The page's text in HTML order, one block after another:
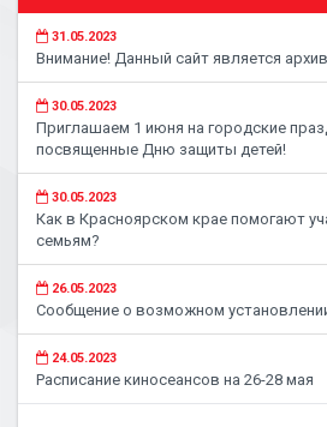
31.05.2023
Внимание! Данный сайт является
30.05.2023
Приглашаем 1 июня на городские
посвященные Дню защиты детей!
30.05.2023
Как в Красноярском крае помогают
семьям?
26.05.2023
Сообщение о возможном
24.05.2023
Расписание киносеансов на 26-28 мая